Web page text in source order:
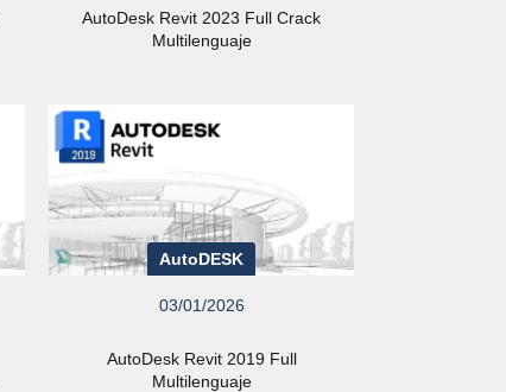
AutoDesk Revit 2023 Full Crack
Multilenguaje
AutoDESK
03/01/2026
AutoDesk Revit 2019 Full
Multilenguaje